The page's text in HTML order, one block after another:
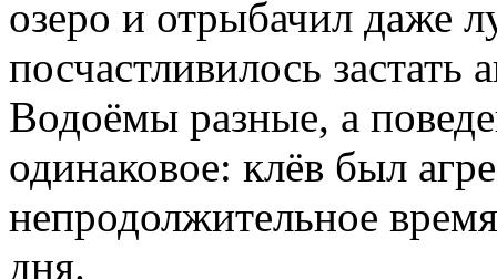
озеро и отрыбачил даже
посчастливилось
Водоёмы разные, а
одинаковое: клёв был
непродолжительное
дня.